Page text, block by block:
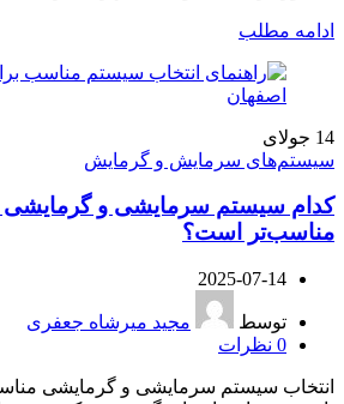
ادامه مطلب
14 جولای
سیستم‌های سرمایش و گرمایش
کدام سیستم سرمایشی و گرمایشی
مناسب‌تر است؟
2025-07-14
توسط
مجید میرشاه جعفری
0 نظرات
انتخاب سیستم سرمایشی و گرمایشی